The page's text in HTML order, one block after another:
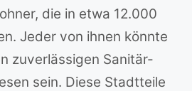
die in etwa 12.000
Jeder von ihnen könnte
zuverlässigen Sanitär-
sein. Diese Stadtteile